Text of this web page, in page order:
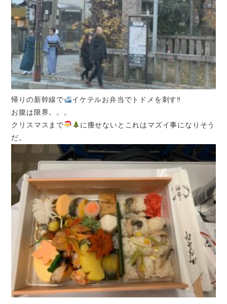
帰りの新幹線で
イケテルお弁当でトドメを刺す‼︎
お腹は限界。。。
クリスマスまで
に痩せないとこれはマズイ事になりそう
だ。